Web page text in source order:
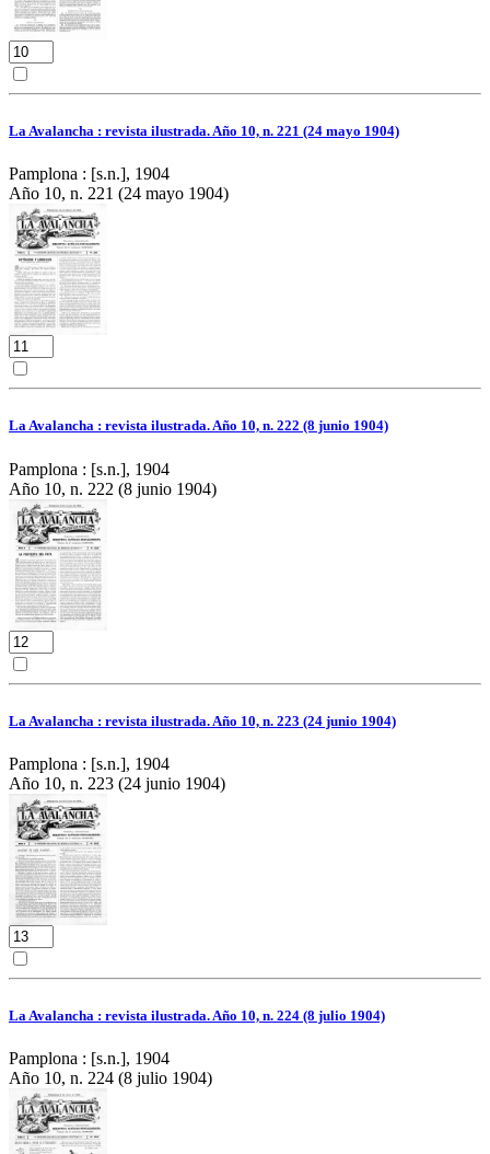
La Avalancha : revista ilustrada. Año 10, n. 221 (24 mayo 1904)
Pamplona : [s.n.], 1904
Año 10, n. 221 (24 mayo 1904)
La Avalancha : revista ilustrada. Año 10, n. 222 (8 junio 1904)
Pamplona : [s.n.], 1904
Año 10, n. 222 (8 junio 1904)
La Avalancha : revista ilustrada. Año 10, n. 223 (24 junio 1904)
Pamplona : [s.n.], 1904
Año 10, n. 223 (24 junio 1904)
La Avalancha : revista ilustrada. Año 10, n. 224 (8 julio 1904)
Pamplona : [s.n.], 1904
Año 10, n. 224 (8 julio 1904)